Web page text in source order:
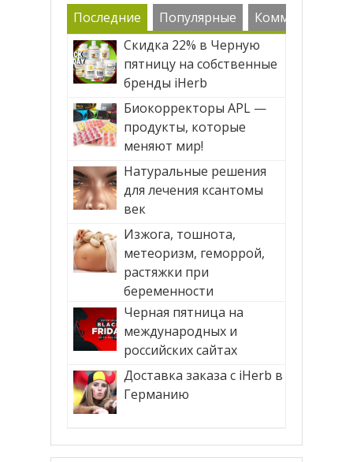
Последние Популярные
Комменарии
Скидка 22% в Черную
пятницу на собственные
бренды iHerb
Биокорректоры APL —
продукты, которые
меняют мир!
Натуральные решения
для лечения ксантомы
век
Изжога, тошнота,
метеоризм, геморрой,
растяжки при
беременности
Черная пятница на
международных и
российских сайтах
Доставка заказа с iHerb в
Германию